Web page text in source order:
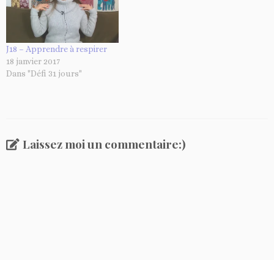
J18 – Apprendre à respirer
18 janvier 2017
Dans "Défi 31 jours"
Laissez moi un commentaire:)